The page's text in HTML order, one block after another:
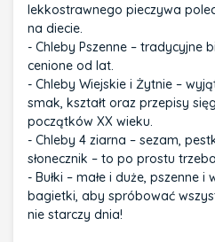
lekkostrawnego pieczywa
na diecie.
- Chleby Pszenne – tradycyjne
cenione od lat.
- Chleby Wiejskie i Żytnie –
smak, kształt oraz przepisy
początków XX wieku.
- Chleby 4 ziarna – sezam,
słonecznik – to po prostu
- Bułki – małe i duże, pszenne
bagietki, aby spróbować
nie starczy dnia!